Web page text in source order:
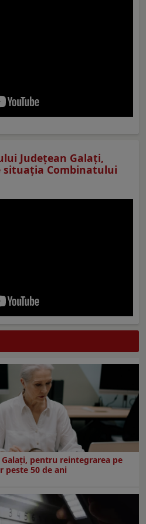
Judeţean Galaţi,
situaţia Combinatului
pentru reintegrarea pe
peste 50 de ani